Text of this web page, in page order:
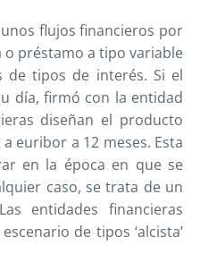
flujos financieros por
préstamo a tipo variable
tipos de interés. Si el
día, firmó con la entidad
diseñan el producto
euribor a 12 meses. Esta
en la época en que se
caso, se trata de un
entidades financieras
de tipos ‘alcista’